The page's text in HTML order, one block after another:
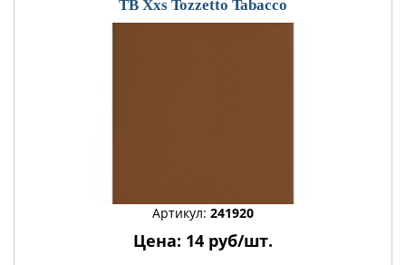
TB Xxs Tozzetto Tabacco
Артикул: 241920
Цена: 14 руб/шт.